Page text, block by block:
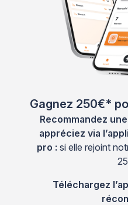
Gagnez 250€*
Recommandez
appréciez via
pro : si elle rejoint
Téléchargez